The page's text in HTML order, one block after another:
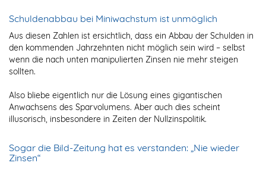
Schuldenabbau bei Miniwachstum ist unmöglich
Aus diesen Zahlen ist ersichtlich, dass ein Abbau der Schulden in
den kommenden Jahrzehnten nicht möglich sein wird – selbst
wenn die nach unten manipulierten Zinsen nie mehr steigen
sollten.
Also bliebe eigentlich nur die Lösung eines gigantischen
Anwachsens des Sparvolumens. Aber auch dies scheint
illusorisch, insbesondere in Zeiten der Nullzinspolitik.
Sogar die Bild-Zeitung hat es verstanden: „Nie wieder
Zinsen“